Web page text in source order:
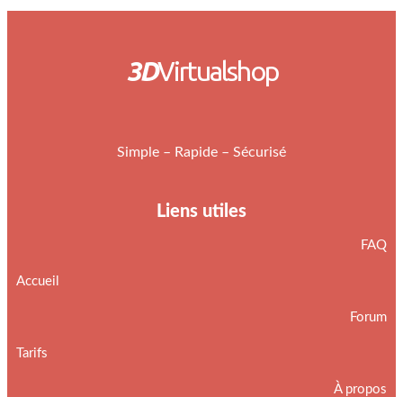
3DVirtualshop
Simple – Rapide – Sécurisé
Liens utiles
Accueil
Tarifs
FAQ
Forum
À propos